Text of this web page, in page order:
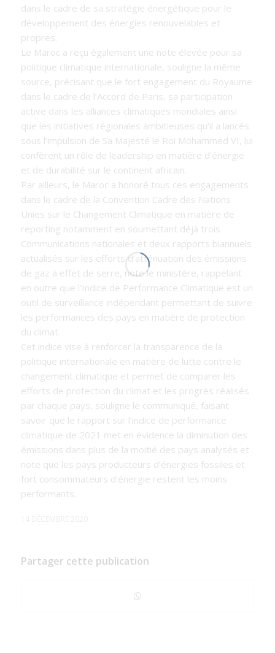
dans le cadre de sa stratégie énergétique pour le
développement des énergies renouvelables et
propres.
Le Maroc a reçu également une note élevée pour sa
politique climatique internationale, souligne la même
source, précisant que le fort engagement du Royaume
dans le cadre de l’Accord de Paris, sa participation
active dans les alliances climatiques mondiales ainsi
que les initiatives régionales ambitieuses qu’il a lancés
sous l’impulsion de Sa Majesté le Roi Mohammed VI, lui
confèrent un rôle de leadership en matière d’énergie
et de durabilité sur le continent africain.
Par ailleurs, le Maroc a honoré tous ces engagements
dans le cadre de la Convention Cadre des Nations
Unies sur le Changement Climatique en matière de
reporting notamment en soumettant déjà trois
Communications nationales et deux rapports biannuels
actualisés sur les efforts d’atténuation des émissions
de gaz à effet de serre, note le ministère, rappelant
en outre que l’Indice de Performance Climatique est un
outil de surveillance indépendant permettant de suivre
les performances des pays en matière de protection
du climat.
Cet indice vise à renforcer la transparence de la
politique internationale en matière de lutte contre le
changement climatique et permet de comparer les
efforts de protection du climat et les progrès réalisés
par chaque pays, souligne le communiqué, faisant
savoir que le rapport sur l’indice de performance
climatique de 2021 met en évidence la diminution des
émissions dans plus de la moitié des pays analysés et
note que les pays producteurs d’énergies fossiles et
fort consommateurs d’énergie restent les moins
performants.
Partager cette publication